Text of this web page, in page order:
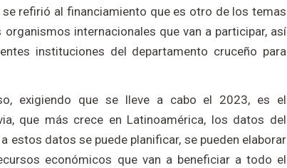
refirió al financiamiento que es otro de los temas
internacionales que van a participar, así
instituciones del departamento cruceño para
exigiendo que se lleve a cabo el 2023, es el
que más crece en Latinoamérica, los datos del
estos datos se puede planificar, se pueden elaborar
económicos que van a beneficiar a todo el